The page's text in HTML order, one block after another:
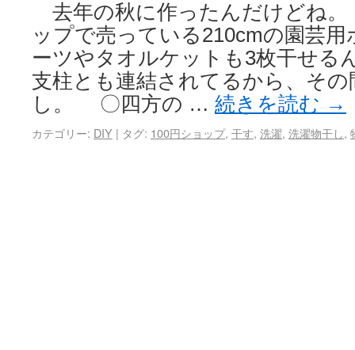
去年の秋に作ったんだけどね
ップで売っている210cmの園芸
ーツやタオルケットも3枚干せ
支柱とも連結されてるから、そ
し。 〇四方の … 続きを読む →
カテゴリー: DIY | タグ: 100円ショップ, 干す, 洗濯, 洗濯物干し,